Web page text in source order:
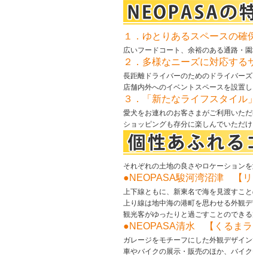
１．ゆとりあるスペースの確
広いフードコート、余裕のある通路・
２．多様なニーズに対応す
長距離ドライバーのためのドライバー
店舗内外へのイベントスペースを設置
３．「新たなライフスタイル
愛犬をお連れのお客さまがご利用いた
ショッピングも存分に楽しんでいただ
それぞれの土地の良さやロケーション
●NEOPASA駿河湾沼津 【リ
上下線ともに、新東名で海を見渡すこ
上り線は地中海の港町を思わせる外観
観光客がゆったりと過ごすことのできる
●NEOPASA清水 【くるまラ
ガレージをモチーフにした外観デザイ
車やバイクの展示・販売のほか、バイ